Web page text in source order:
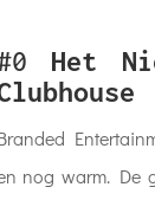
Het
nog warm. De